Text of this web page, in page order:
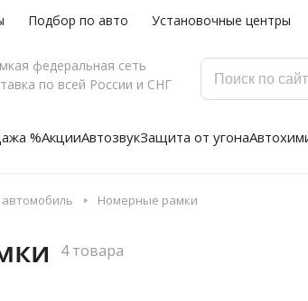
Подбор по авто Установочные центры
федеральная сеть
по всей России и СНГ
%АкцииАвтозвукЗащита от угона
автомобиль Номерные рамки
4 товара